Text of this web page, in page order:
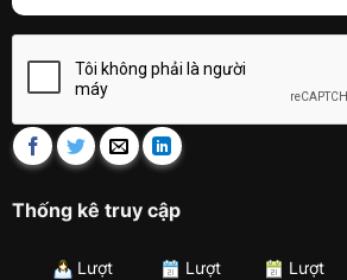
Thống kê truy cập
Lượt
Lượt
Lượt